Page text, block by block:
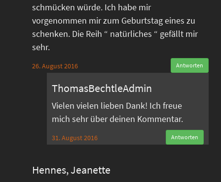
schmücken würde. Ich habe mir
vorgenommen mir zum Geburtstag eines zu
schenken. Die Reih “ natürliches “ gefällt mir
sehr.
26. August 2016 Antworten
ThomasBechtleAdmin
Vielen vielen lieben Dank! Ich freue
mich sehr über deinen Kommentar.
31. August 2016 Antworten
Hennes, Jeanette